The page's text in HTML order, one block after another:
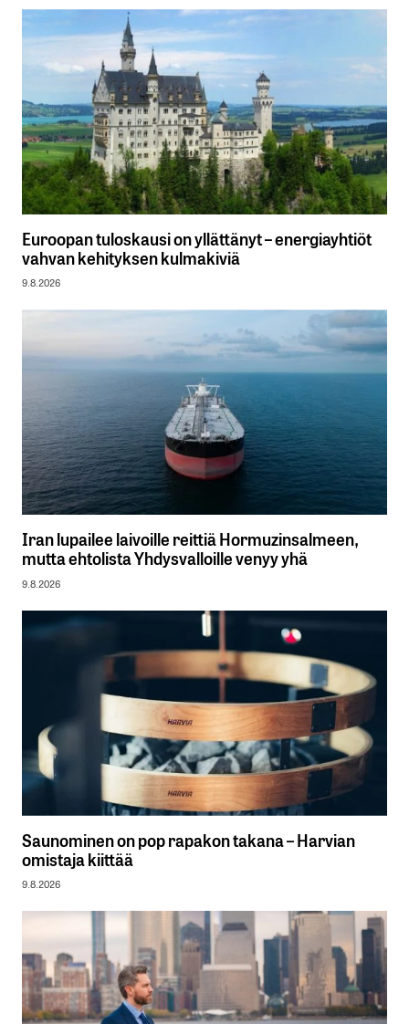
Euroopan tuloskausi on yllättänyt – energiayhtiöt
vahvan kehityksen kulmakiviä
9.8.2026
Iran lupailee laivoille reittiä Hormuzinsalmeen,
mutta ehtolista Yhdysvalloille venyy yhä
9.8.2026
Saunominen on pop rapakon takana – Harvian
omistaja kiittää
9.8.2026